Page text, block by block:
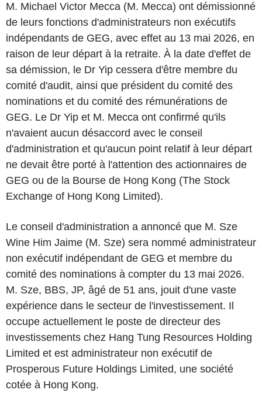
M. Michael Victor Mecca (M. Mecca) ont démissionné
de leurs fonctions d'administrateurs non exécutifs
indépendants de GEG, avec effet au 13 mai 2026, en
raison de leur départ à la retraite. À la date d'effet de
sa démission, le Dr Yip cessera d'être membre du
comité d'audit, ainsi que président du comité des
nominations et du comité des rémunérations de
GEG. Le Dr Yip et M. Mecca ont confirmé qu'ils
n'avaient aucun désaccord avec le conseil
d'administration et qu'aucun point relatif à leur départ
ne devait être porté à l'attention des actionnaires de
GEG ou de la Bourse de Hong Kong (The Stock
Exchange of Hong Kong Limited).
Le conseil d'administration a annoncé que M. Sze
Wine Him Jaime (M. Sze) sera nommé administrateur
non exécutif indépendant de GEG et membre du
comité des nominations à compter du 13 mai 2026.
M. Sze, BBS, JP, âgé de 51 ans, jouit d'une vaste
expérience dans le secteur de l'investissement. Il
occupe actuellement le poste de directeur des
investissements chez Hang Tung Resources Holding
Limited et est administrateur non exécutif de
Prosperous Future Holdings Limited, une société
cotée à Hong Kong.